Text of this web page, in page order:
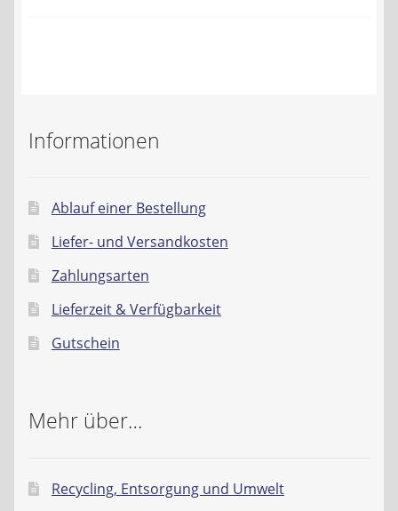
Datenschutzerklärung
Impressum
Informationen
Ablauf einer Bestellung
Liefer- und Versandkosten
Zahlungsarten
Lieferzeit & Verfügbarkeit
Gutschein
Mehr über…
Recycling, Entsorgung und Umwelt